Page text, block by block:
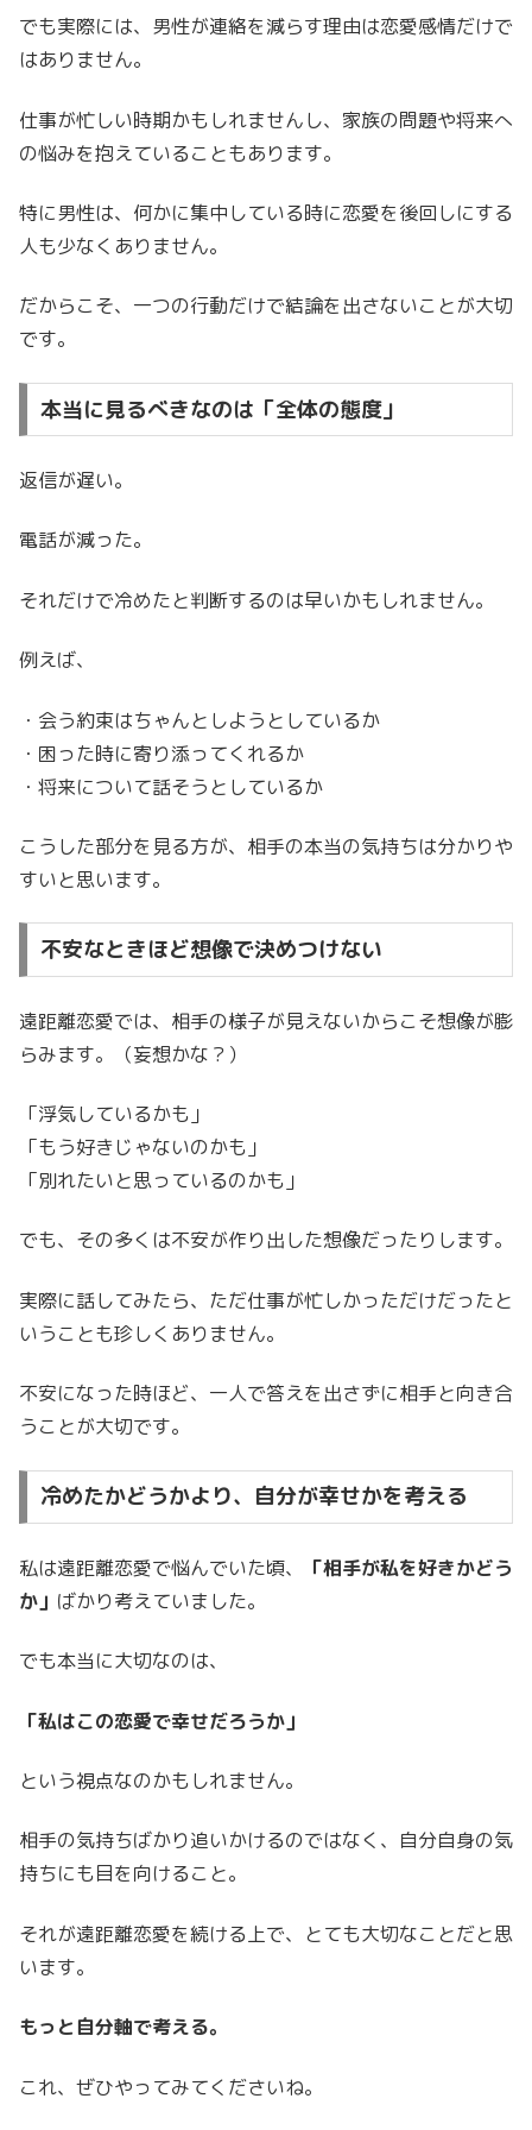
でも実際には、男性が連絡を減らす理由は恋愛感情だけで
はありません。
仕事が忙しい時期かもしれませんし、家族の問題や将来へ
の悩みを抱えていることもあります。
特に男性は、何かに集中している時に恋愛を後回しにする
人も少なくありません。
だからこそ、一つの行動だけで結論を出さないことが大切
です。
本当に見るべきなのは「全体の態度」
返信が遅い。
電話が減った。
それだけで冷めたと判断するのは早いかもしれません。
例えば、
・会う約束はちゃんとしようとしているか
・困った時に寄り添ってくれるか
・将来について話そうとしているか
こうした部分を見る方が、相手の本当の気持ちは分かりや
すいと思います。
不安なときほど想像で決めつけない
遠距離恋愛では、相手の様子が見えないからこそ想像が膨
らみます。（妄想かな？）
「浮気しているかも」
「もう好きじゃないのかも」
「別れたいと思っているのかも」
でも、その多くは不安が作り出した想像だったりします。
実際に話してみたら、ただ仕事が忙しかっただけだったと
いうことも珍しくありません。
不安になった時ほど、一人で答えを出さずに相手と向き合
うことが大切です。
冷めたかどうかより、自分が幸せかを考える
私は遠距離恋愛で悩んでいた頃、
「相手が私を好きかどう
か」 ばかり考えていました。
でも本当に大切なのは、
「私はこの恋愛で幸せだろうか」
という視点なのかもしれません。
相手の気持ちばかり追いかけるのではなく、自分自身の気
持ちにも目を向けること。
それが遠距離恋愛を続ける上で、とても大切なことだと思
います。
もっと自分軸で考える。
これ、ぜひやってみてくださいね。